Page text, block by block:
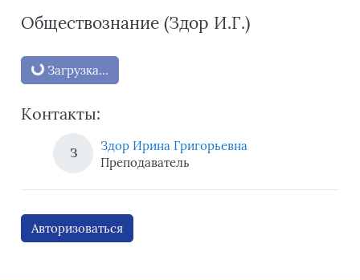
Обществознание (Здор И.Г.)
Блоки
Загрузка...
Контакты:
З
Здор Ирина Григорьевна
Преподаватель
Авторизоваться